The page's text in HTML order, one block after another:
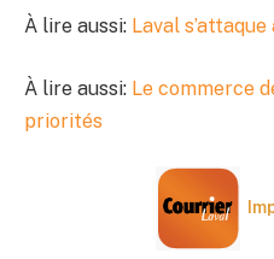
À lire aussi: Laval
À lire aussi: Le commerce
priorités